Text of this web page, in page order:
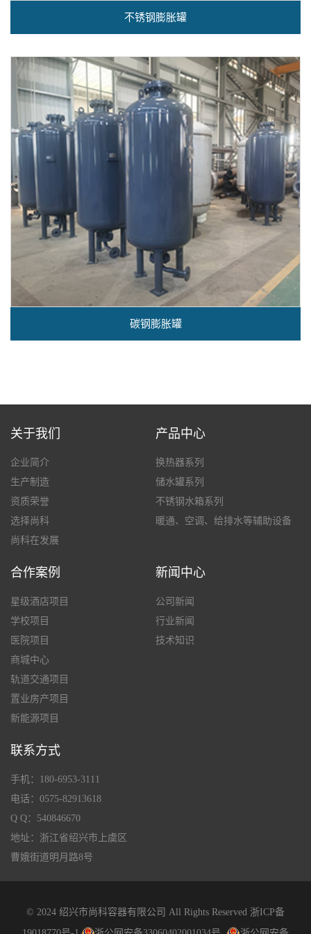
不锈钢膨胀罐
碳钢膨胀罐
关于我们
企业简介
生产制造
资质荣誉
选择尚科
尚科在发展
产品中心
换热器系列
储水罐系列
不锈钢水箱系列
暖通、空调、给排水等辅助设备
合作案例
星级酒店项目
学校项目
医院项目
商城中心
轨道交通项目
置业房产项目
新能源项目
新闻中心
公司新闻
行业新闻
技术知识
联系方式
手机：180-6953-3111
电话：0575-82913618
Q Q：540846670
地址：浙江省绍兴市上虞区
曹娥街道明月路8号
© 2024 绍兴市尚科容器有限公司 All Rights Reserved 浙ICP备